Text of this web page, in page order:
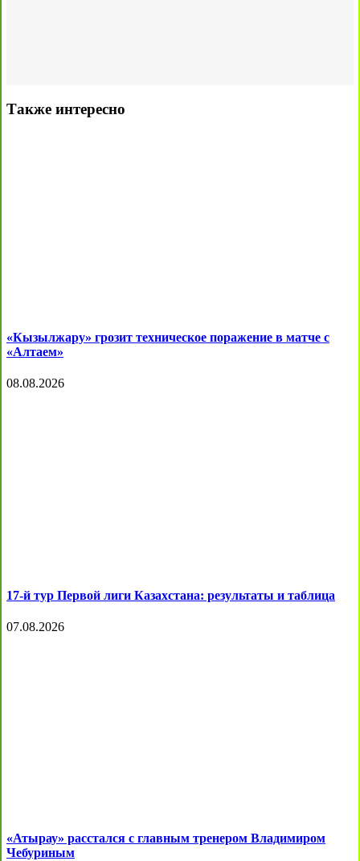
Также интересно
«Кызылжару» грозит техническое поражение в матче с
«Алтаем»
08.08.2026
17-й тур Первой лиги Казахстана: результаты и таблица
07.08.2026
«Атырау» расстался с главным тренером Владимиром
Чебуриным